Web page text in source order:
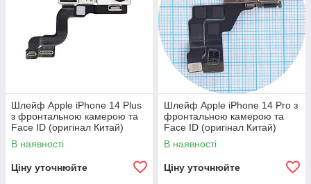
Шлейф Apple iPhone 14 Plus
з фронтальною камерою та
Face ID (оригінал Китай)
В наявності
Ціну уточнюйте
Шлейф Apple iPhone 14 Pro з
фронтальною камерою та
Face ID (оригінал Китай)
В наявності
Ціну уточнюйте